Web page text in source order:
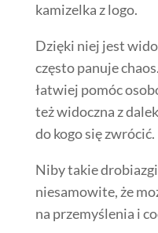
kamizelka z logo.
Dzięki niej jest
często panuje
łatwiej pomóc
też widoczna z
do kogo się zwrócić.
Niby takie
niesamowite, że
na przemyślenia i